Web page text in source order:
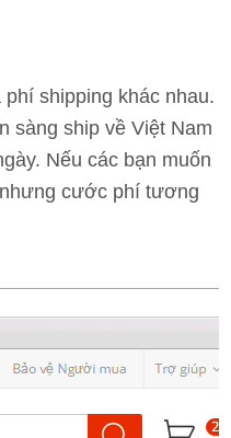
shipping khác nhau.
sàng ship về Việt Nam
Nếu các bạn muốn
cước phí tương